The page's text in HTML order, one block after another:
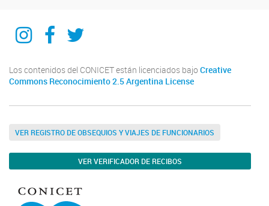
IIPGIIPG
IIPG
Los contenidos del CONICET están licenciados bajo Creative
Commons Reconocimiento 2.5 Argentina License
VER REGISTRO DE OBSEQUIOS Y VIAJES DE FUNCIONARIOS
VER VERIFICADOR DE RECIBOS